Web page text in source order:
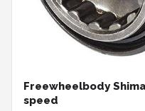
Freewheelbody
speed